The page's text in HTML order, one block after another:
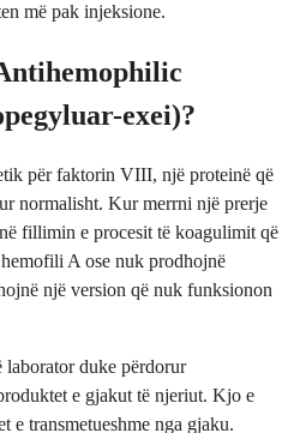
më pak injeksione.
exei)?
për faktorin VIII, një proteinë që
normalisht. Kur merrni një prerje
fillimin e procesit të koagulimit që
A ose nuk prodhojnë
një version që nuk funksionon
laborator duke përdorur
e gjakut të njeriut. Kjo e
e transmetueshme nga gjaku.